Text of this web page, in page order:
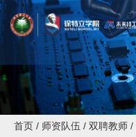
首页 / 师资队伍 / 双聘教师 /